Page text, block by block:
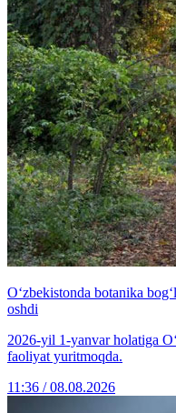
O‘zbekistonda botanika
oshdi
2026-yil 1-yanvar holatiga
faoliyat yuritmoqda.
11:36 / 08.08.2026